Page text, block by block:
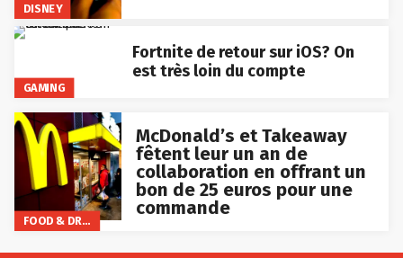
DISNEY
GAMING
Fortnite de retour sur iOS? On
est très loin du compte
FOOD & DRINKS
McDonald’s et Takeaway
fêtent leur un an de
collaboration en offrant un
bon de 25 euros pour une
commande